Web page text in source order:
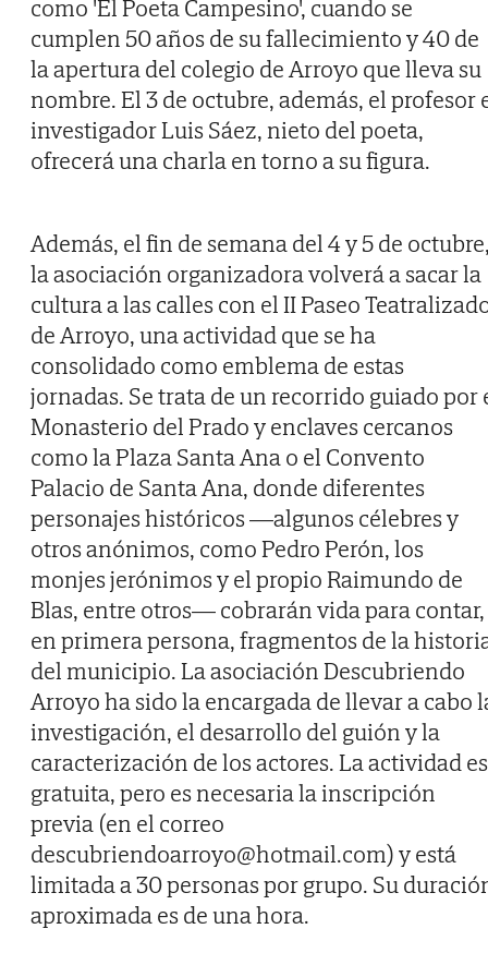
como 'El Poeta Campesino', cuando se
cumplen 50 años de su fallecimiento y 40 de
la apertura del colegio de Arroyo que lleva su
nombre. El 3 de octubre, además, el profesor
investigador Luis Sáez, nieto del poeta,
ofrecerá una charla en torno a su figura.
Además, el fin de semana del 4 y 5 de
la asociación organizadora volverá a sacar la
cultura a las calles con el II Paseo
de Arroyo, una actividad que se ha
consolidado como emblema de estas
jornadas. Se trata de un recorrido guiado por
Monasterio del Prado y enclaves cercanos
como la Plaza Santa Ana o el Convento
Palacio de Santa Ana, donde diferentes
personajes históricos —algunos célebres y
otros anónimos, como Pedro Perón, los
monjes jerónimos y el propio Raimundo de
Blas, entre otros— cobrarán vida para contar,
en primera persona, fragmentos de la
del municipio. La asociación Descubriendo
Arroyo ha sido la encargada de llevar a cabo
investigación, el desarrollo del guión y la
caracterización de los actores. La actividad es
gratuita, pero es necesaria la inscripción
previa (en el correo
descubriendoarroyo@hotmail.com) y está
limitada a 30 personas por grupo. Su
aproximada es de una hora.